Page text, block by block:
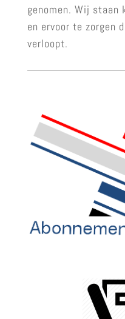
genomen. Wij staan
en ervoor te zorgen
verloopt.